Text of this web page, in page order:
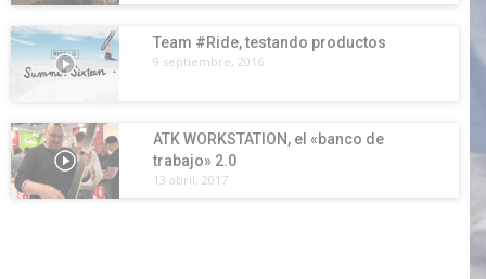
Team #Ride, testando productos
9 septiembre, 2016
ATK WORKSTATION, el «banco de
trabajo» 2.0
13 abril, 2017